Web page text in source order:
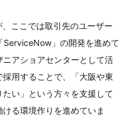
ここでは取引先のユーザー
ServiceNow」の開発を進めて
アショアセンターとして活
用することで、「大阪や東
い」という方々を支援して
る環境作りを進めていま